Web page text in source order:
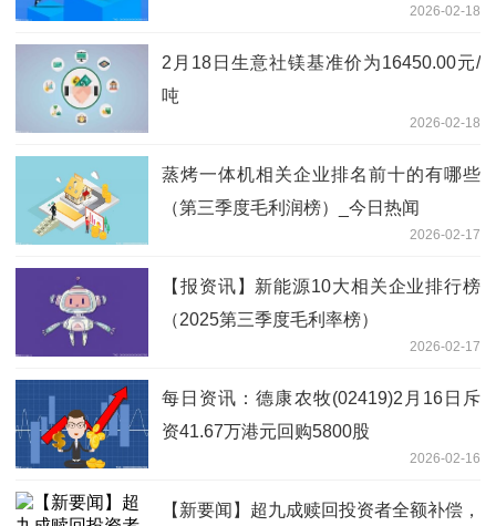
2026-02-18
2月18日生意社镁基准价为16450.00元/
吨
2026-02-18
蒸烤一体机相关企业排名前十的有哪些
（第三季度毛利润榜）_今日热闻
2026-02-17
【报资讯】新能源10大相关企业排行榜
（2025第三季度毛利率榜）
2026-02-17
每日资讯：德康农牧(02419)2月16日斥
资41.67万港元回购5800股
2026-02-16
【新要闻】超九成赎回投资者全额补偿，